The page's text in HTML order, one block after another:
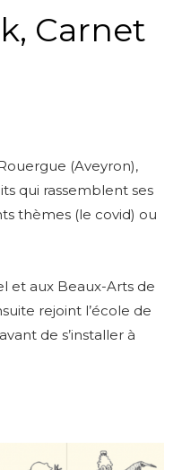
Carnet
(Aveyron),
qui rassemblent ses
thèmes (le covid) ou
et aux Beaux-Arts de
rejoint l’école de
de s’installer à